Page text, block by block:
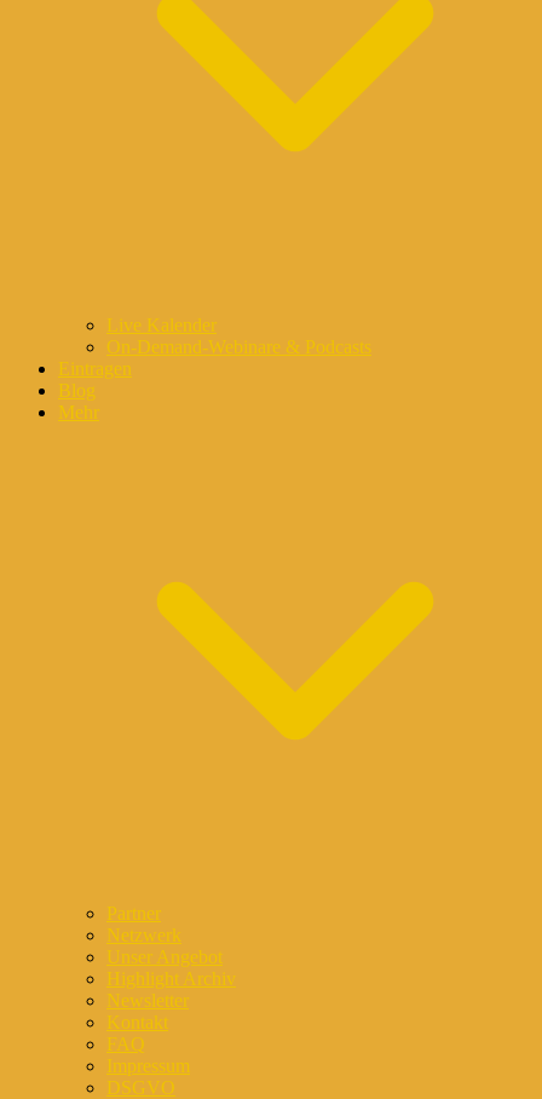
Live Kalender
On-Demand-Webinare & Podcasts
Eintragen
Blog
Mehr
Partner
Netzwerk
Unser Angebot
Highlight Archiv
Newsletter
Kontakt
FAQ
Impressum
DSGVO